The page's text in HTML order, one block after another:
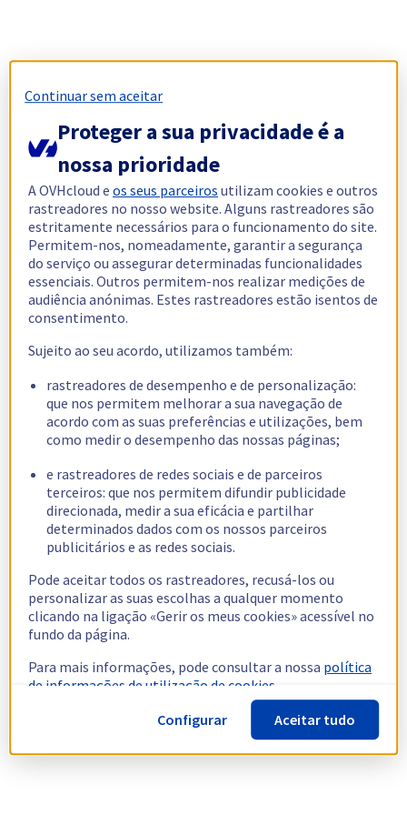
Continuar sem aceitar
Proteger a sua privacidade é a
nossa prioridade
A OVHcloud eos seus parceiros utilizam cookies e outros
rastreadores no nosso website. Alguns rastreadores são
estritamente necessários para o funcionamento do site.
Permitem-nos, nomeadamente, garantir a segurança
do serviço ou assegurar determinadas funcionalidades
essenciais. Outros permitem-nos realizar medições de
audiência anónimas. Estes rastreadores estão isentos de
consentimento.
Sujeito ao seu acordo, utilizamos também:
rastreadores de desempenho e de personalização:
que nos permitem melhorar a sua navegação de
acordo com as suas preferências e utilizações, bem
como medir o desempenho das nossas páginas;
e rastreadores de redes sociais e de parceiros
terceiros: que nos permitem difundir publicidade
direcionada, medir a sua eficácia e partilhar
determinados dados com os nossos parceiros
publicitários e as redes sociais.
Pode aceitar todos os rastreadores, recusá-los ou
personalizar as suas escolhas a qualquer momento
clicando na ligação «Gerir os meus cookies» acessível no
fundo da página.
Para mais informações, pode consultar a nossa política
de informações de utilização de cookies.
Configurar
Aceitar tudo